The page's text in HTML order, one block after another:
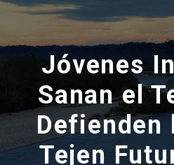
Jóvenes
Sanan el
Defienden
Tejen